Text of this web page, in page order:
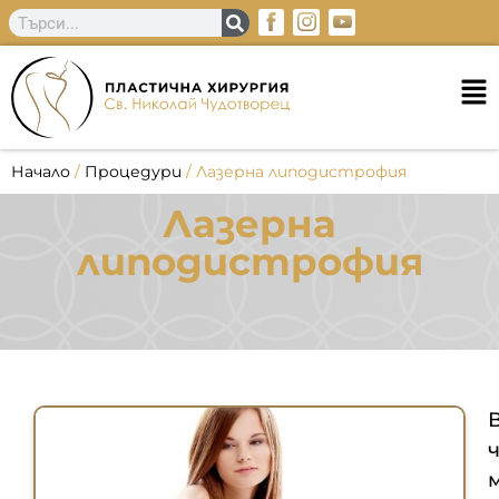
Начало / Процедури / Лазерна липодистрофия
Лазерна
липодистрофия